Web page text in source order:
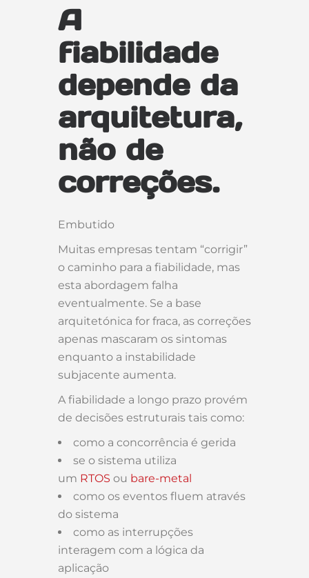
A
fiabilidade
depende da
arquitetura,
não de
correções.
Embutido
Muitas empresas tentam “corrigir”
o caminho para a fiabilidade, mas
esta abordagem falha
eventualmente. Se a base
arquitetónica for fraca, as correções
apenas mascaram os sintomas
enquanto a instabilidade
subjacente aumenta.
A fiabilidade a longo prazo provém
de decisões estruturais tais como:
como a concorrência é gerida
se o sistema utiliza
um RTOS ou bare-metal
como os eventos fluem através
do sistema
como as interrupções
interagem com a lógica da
aplicação